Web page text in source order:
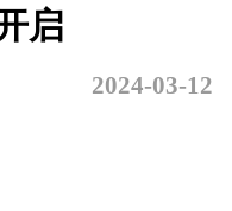
启
2024-03-12